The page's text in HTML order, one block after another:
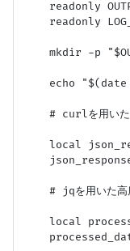
readonly
readonly
mkdir -p
echo "$(date
# curlを用いた
local
# jqを用いた
local